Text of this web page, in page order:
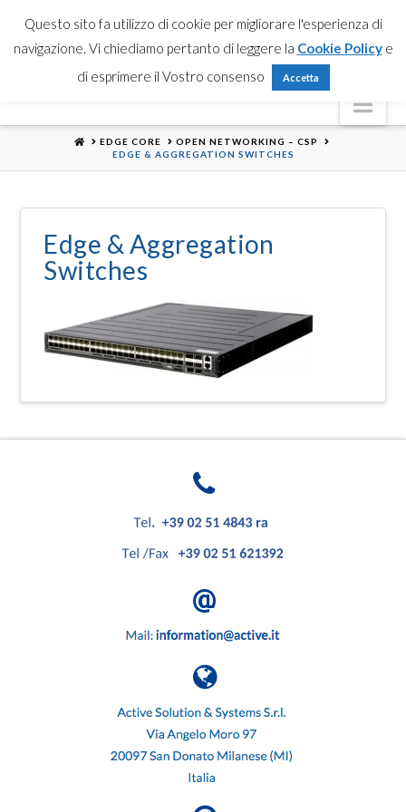
HOMEEDGE CORE
OPEN NETWORKING – CSP
EDGE & AGGREGATION SWITCHES
Edge & Aggregation
Switches
Questo sito fa utilizzo di cookie per migliorare l'esperienza di
navigazione. Vi chiediamo pertanto di leggere la Cookie Policye
di esprimere il Vostro consenso
Accetta